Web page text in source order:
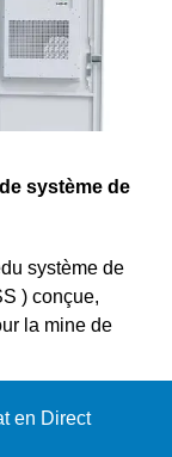
système de
système de
) conçue,
la mine de
en Direct